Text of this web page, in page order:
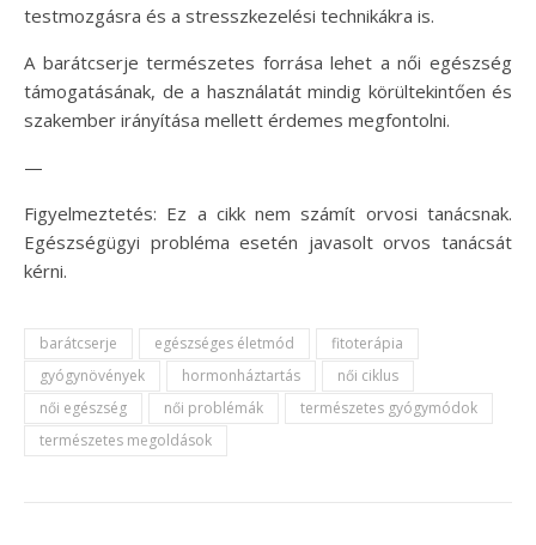
testmozgásra és a stresszkezelési technikákra is.
A barátcserje természetes forrása lehet a női egészség
támogatásának, de a használatát mindig körültekintően és
szakember irányítása mellett érdemes megfontolni.
—
Figyelmeztetés: Ez a cikk nem számít orvosi tanácsnak.
Egészségügyi probléma esetén javasolt orvos tanácsát
kérni.
barátcserje egészséges életmód
fitoterápia
gyógynövények
hormonháztartás
női ciklus
női egészség
női problémák
természetes gyógymódok
természetes megoldások